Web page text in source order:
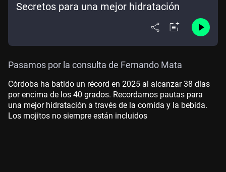
Secretos para una mejor hidratación
Pasamos por la consulta de Fernando Mata
Córdoba ha batido un récord en 2025 al alcanzar 38 días
por encima de los 40 grados. Recordamos pautas para
una mejor hidratación a través de la comida y la bebida.
Los mojitos no siempre están incluidos